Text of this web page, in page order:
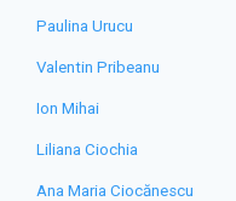
Paulina Urucu
Valentin Pribeanu
Ion Mihai
Liliana Ciochia
Ana Maria Ciocănescu